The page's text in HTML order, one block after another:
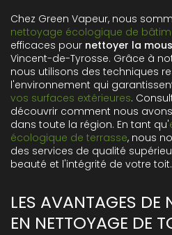
Chez Green Vapeur, nous
nettoyage écologique de
efficaces pour nettoyer la
Vincent-de-Tyrosse. Grâce à
nous utilisons des techniques
l'environnement qui
vos surfaces extérieures.
découvrir comment nous
dans toute la région. En tant qu'
écologique de terrasse, nous
des services de qualité
beauté et l'intégrité de votre toit.
LES AVANTAGES DE
EN NETTOYAGE DE